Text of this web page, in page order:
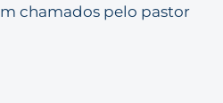
chamados pelo pastor